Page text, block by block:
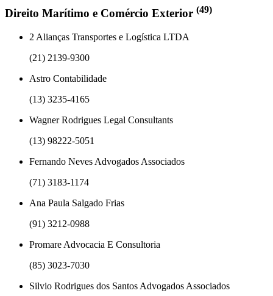
Direito Marítimo e Comércio Exterior (49)
2 Alianças Transportes e Logística LTDA
(21) 2139-9300
Astro Contabilidade
(13) 3235-4165
Wagner Rodrigues Legal Consultants
(13) 98222-5051
Fernando Neves Advogados Associados
(71) 3183-1174
Ana Paula Salgado Frias
(91) 3212-0988
Promare Advocacia E Consultoria
(85) 3023-7030
Silvio Rodrigues dos Santos Advogados Associados